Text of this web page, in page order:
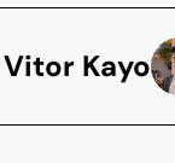
Vitor Kayo